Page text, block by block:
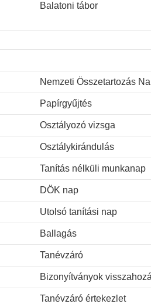
Balatoni tábor
Nemzeti Összetartozás
Papírgyűjtés
Osztályozó vizsga
Osztálykirándulás
Tanítás nélküli munkanap
DÖK nap
Utolsó tanítási nap
Ballagás
Tanévzáró
Bizonyítványok
Tanévzáró értekezlet